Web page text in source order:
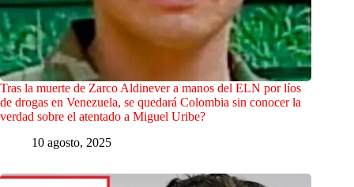
Tras la muerte de Zarco Aldinever a manos del ELN por líos
de drogas en Venezuela, se quedará Colombia sin conocer la
verdad sobre el atentado a Miguel Uribe?
10 agosto, 2025